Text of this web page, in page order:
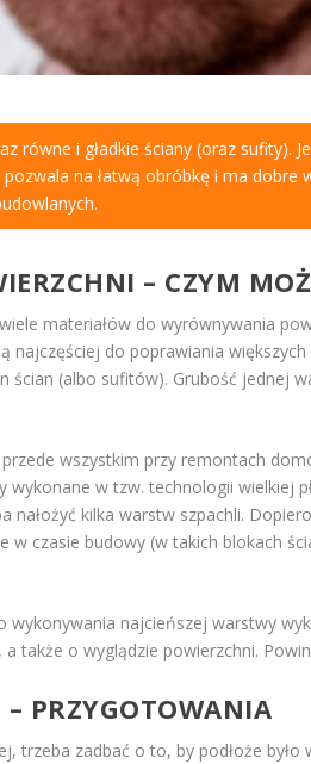
równe i gładkie ściany (oraz sufity).
pozwala na łatwą obróbkę i ma dobre
– CZYM
materiałów do wyrównywania
najczęściej do poprawiania
ścian (albo sufitów). Grubość jednej
przede wszystkim przy remontach
wykonane w tzw. technologii wielkiej
nałożyć kilka warstw szpachli.
w czasie budowy (w takich blokach
wykonywania najcieńszej warstwy
także o wyglądzie powierzchni.
PRZYGOTOWANIA
trzeba zadbać o to, by podłoże